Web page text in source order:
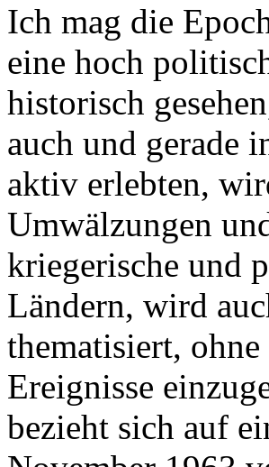
Ich mag die
eine hoch
historisch
auch und gerade
aktiv erlebten,
Umwälzungen
kriegerische und
Ländern, wird
thematisiert,
Ereignisse
bezieht sich auf